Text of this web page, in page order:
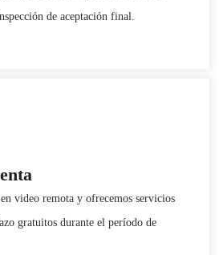
de aceptación final.
video remota y ofrecemos servicios
gratuitos durante el período de